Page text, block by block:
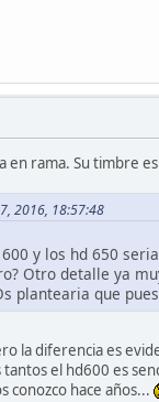
en rama. Su timbre
2016, 18:57:48
600 y los hd 650
Otro detalle ya
plantearia que
la diferencia es
el hd600 es
conozco hace años...